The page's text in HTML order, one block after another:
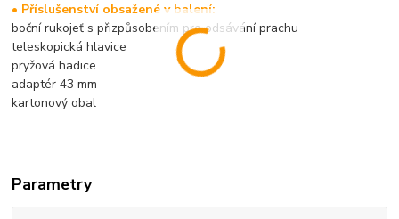
• Příslušenství obsažené v balení:
boční rukojeť s přizpůsobením pro odsávání prachu
teleskopická hlavice
pryžová hadice
adaptér 43 mm
kartonový obal
Parametry